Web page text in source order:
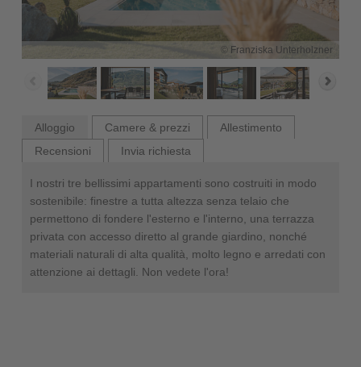
© Franziska Unterholzner
Alloggio Camere & prezzi
Allestimento
Recensioni
Invia richiesta
I nostri tre bellissimi appartamenti sono costruiti in modo
sostenibile: finestre a tutta altezza senza telaio che
permettono di fondere l'esterno e l'interno, una terrazza
privata con accesso diretto al grande giardino, nonché
materiali naturali di alta qualità, molto legno e arredati con
attenzione ai dettagli. Non vedete l'ora!